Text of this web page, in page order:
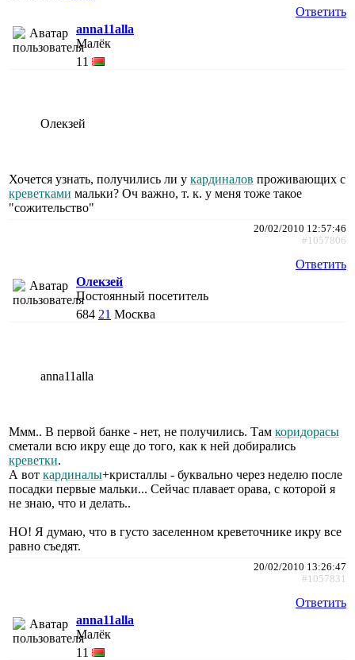
Ответить
anna11alla
Малёк
11
Олекзей
Хочется узнать, получились ли у кардиналов проживающих с
креветками мальки? Оч важно, т. к. у меня тоже такое
"сожительство"
20/02/2010 12:57:46
#1057806
Ответить
Олекзей
Постоянный посетитель
684 21 Москва
anna11alla
Ммм.. В первой банке - нет, не получились. Там коридорасы
сметали всю икру еще до того, как к ней добирались
креветки.
А вот кардиналы+кристаллы - буквально через неделю после
посадки первые мальки... Сейчас плавает орава, с которой я
не знаю, что и делать..
НО! Я думаю, что в густо заселенном креветочнике икру все
равно съедят.
20/02/2010 13:26:47
#1057831
Ответить
anna11alla
Малёк
11